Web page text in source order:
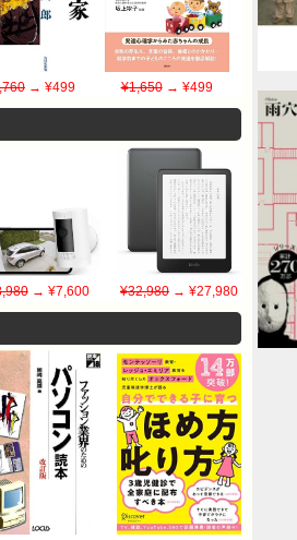
→ ¥499 ¥1,650→ ¥499
→ ¥7,600 ¥32,980→ ¥27,980